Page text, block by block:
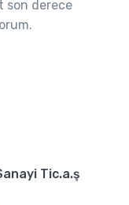
son derece
Tic.a.ş